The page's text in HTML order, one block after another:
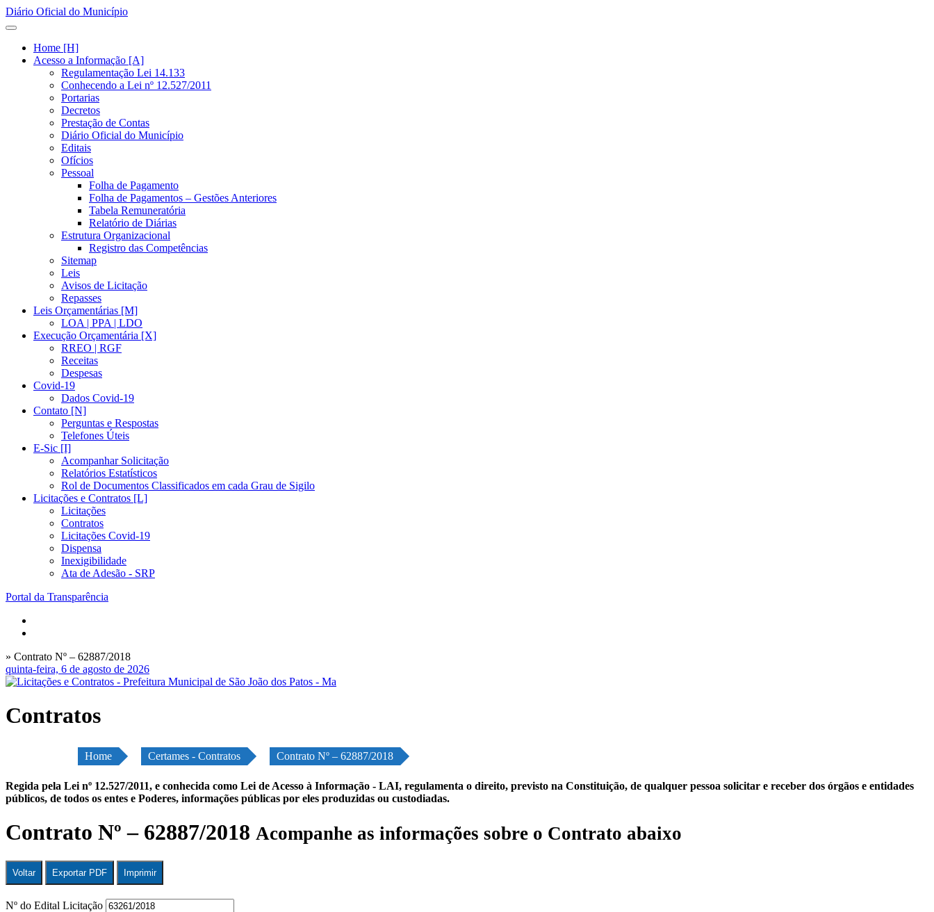
Diário Oficial do Município
Home [H]
Acesso a Informação [A]
Regulamentação Lei 14.133
Conhecendo a Lei nº 12.527/2011
Portarias
Decretos
Prestação de Contas
Diário Oficial do Município
Editais
Ofícios
Pessoal
Folha de Pagamento
Folha de Pagamentos – Gestões Anteriores
Tabela Remuneratória
Relatório de Diárias
Estrutura Organizacional
Registro das Competências
Sitemap
Leis
Avisos de Licitação
Repasses
Leis Orçamentárias [M]
LOA | PPA | LDO
Execução Orçamentária [X]
RREO | RGF
Receitas
Despesas
Covid-19
Dados Covid-19
Contato [N]
Perguntas e Respostas
Telefones Úteis
E-Sic [I]
Acompanhar Solicitação
Relatórios Estatísticos
Rol de Documentos Classificados em cada Grau de Sigilo
Licitações e Contratos [L]
Licitações
Contratos
Licitações Covid-19
Dispensa
Inexigibilidade
Ata de Adesão - SRP
Portal da Transparência
» Contrato Nº – 62887/2018
quinta-feira, 6 de agosto de 2026
Contratos
Home Certames - Contratos Contrato Nº – 62887/2018
Regida pela Lei nº 12.527/2011, e conhecida como Lei de Acesso à Informação - LAI, regulamenta o direito, previsto na Constituição, de qualquer pessoa solicitar e receber dos órgãos e entidades
públicos, de todos os entes e Poderes, informações públicas por eles produzidas ou custodiadas.
Contrato Nº – 62887/2018 Acompanhe as informações sobre o Contrato abaixo
Voltar Exportar PDF Imprimir
Nº do Edital Licitação